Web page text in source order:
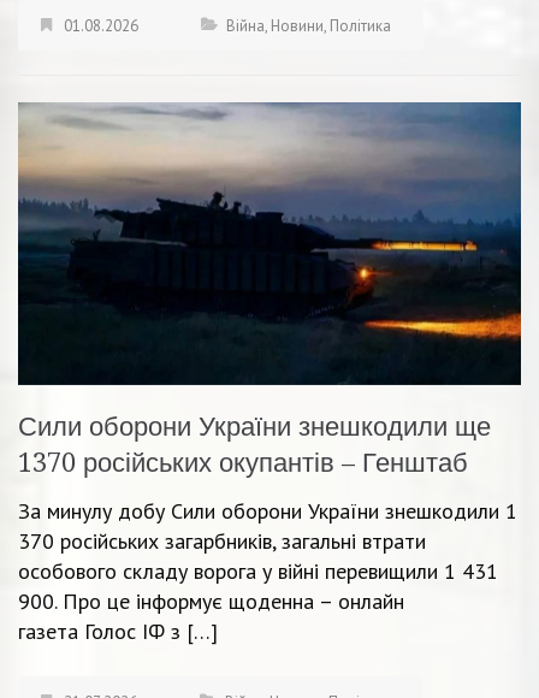
01.08.2026 Війна, Новини, Політика
Сили оборони України знешкодили ще
1370 російських окупантів – Генштаб
За минулу добу Сили оборони України знешкодили 1
370 російських загарбників, загальні втрати
особового складу ворога у війні перевищили 1 431
900. Про це інформує щоденна – онлайн
газета Голос ІФ з […]